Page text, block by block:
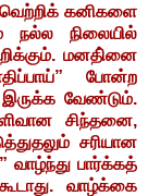
கனிகளை
நல்ல நிலையில்
மனதி்னை
போன்ற
வேண்டும்.
சிந்தனை,
சரியான
வாழ்ந்து பார்க்கத்
வாழ்க்கை